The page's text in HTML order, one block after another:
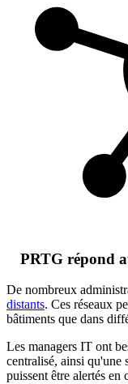
PRTG répond
De nombreux
distants. Ces réseaux
bâtiments que dans
Les managers IT ont
centralisé, ainsi qu'une
puissent être alertés en